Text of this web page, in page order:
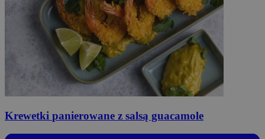
Krewetki panierowane z salsą guacamole